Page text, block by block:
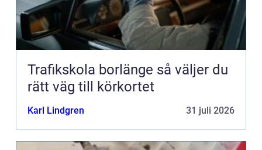
Trafikskola borlänge så väljer du
rätt väg till körkortet
Karl Lindgren 31 juli 2026